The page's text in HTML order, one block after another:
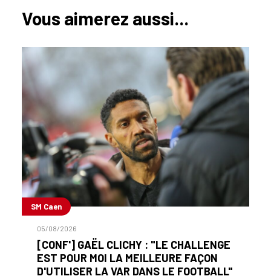
Vous aimerez aussi...
SM Caen
05/08/2026
[CONF'] GAËL CLICHY : "LE CHALLENGE
EST POUR MOI LA MEILLEURE FAÇON
D'UTILISER LA VAR DANS LE FOOTBALL"